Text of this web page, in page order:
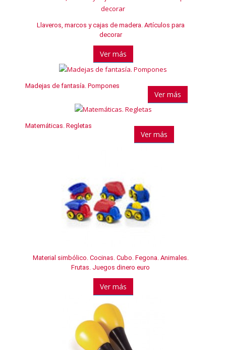
Llaveros, marcos y cajas de madera. Artículos para
decorar
Ver más
Madejas de fantasía. Pompones
Ver más
Matemáticas. Regletas
Ver más
Material simbólico. Cocinas. Cubo. Fegona. Animales.
Frutas. Juegos dinero euro
Ver más